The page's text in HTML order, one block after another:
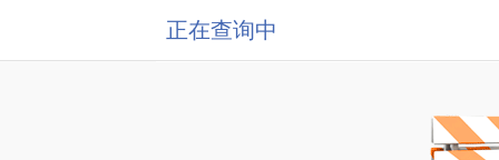
正在查询中